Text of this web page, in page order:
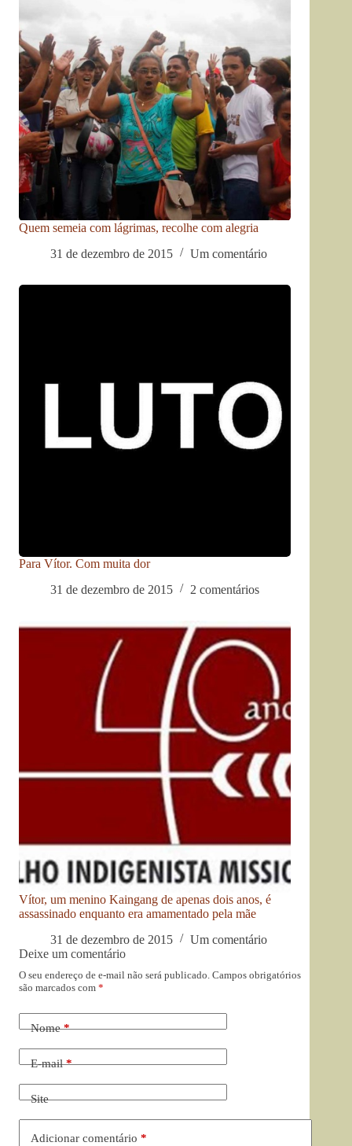
Quem semeia com lágrimas, recolhe com alegria
31 de dezembro de 2015
Um comentário
Para Vítor. Com muita dor
31 de dezembro de 2015
2 comentários
Vítor, um menino Kaingang de apenas dois anos, é
assassinado enquanto era amamentado pela mãe
31 de dezembro de 2015
Um comentário
Deixe um comentário
O seu endereço de e-mail não será publicado. Campos obrigatórios
são marcados com *
Nome*
E-mail*
Site
Adicionar comentário *